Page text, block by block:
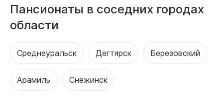
Пансионаты в соседних городах
области
Среднеуральск Дегтярск Березовский
Арамиль Снежинск